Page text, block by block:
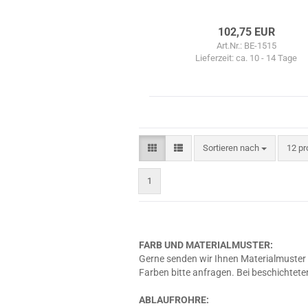
102,75 EUR
Art.Nr.: BE-1515
Lieferzeit:ca. 10 - 14 Tage
Sortieren nach
Sortieren nach 12
pro
1
FARB UND MATERIALMUSTER:
Gerne senden wir Ihnen
Farben bitte anfragen. Bei
ABLAUFROHRE: